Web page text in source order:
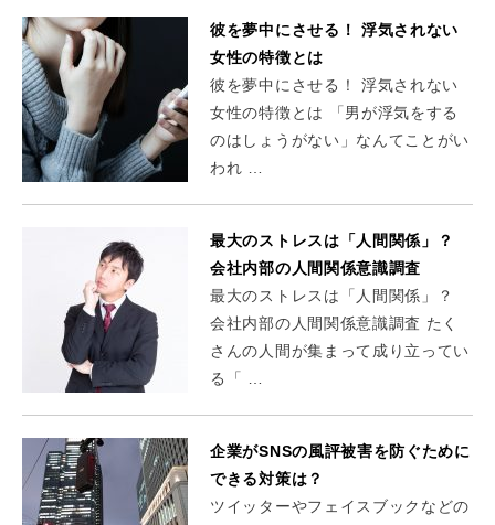
彼を夢中にさせる！ 浮気されない
女性の特徴とは
彼を夢中にさせる！ 浮気されない
女性の特徴とは 「男が浮気をする
のはしょうがない」なんてことがい
われ …
最大のストレスは「人間関係」？
会社内部の人間関係意識調査
最大のストレスは「人間関係」？
会社内部の人間関係意識調査 たく
さんの人間が集まって成り立ってい
る「 …
企業がSNSの風評被害を防ぐために
できる対策は？
ツイッターやフェイスブックなどの